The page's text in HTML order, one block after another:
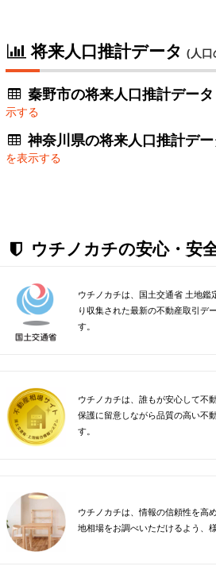
将来人口推計データ (人口
秦野市の将来人口推計デー
示する
神奈川県の将来人口推計デ
を表示する
ウチノカチの安心・安
ウチノカチは、国土交通省 土地鑑
り収集された最新の不動産取引デ
す。
ウチノカチは、誰もが安心して不
保護に留意しながら品質の高い不
す。
ウチノカチは、情報の信頼性を高
地相場をお調べいただけるよう、